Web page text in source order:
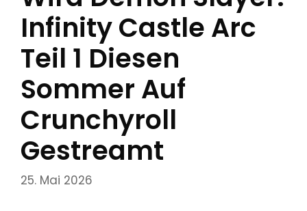
Infinity Castle Arc
Teil 1 Diesen
Sommer Auf
Crunchyroll
Gestreamt
25. Mai 2026